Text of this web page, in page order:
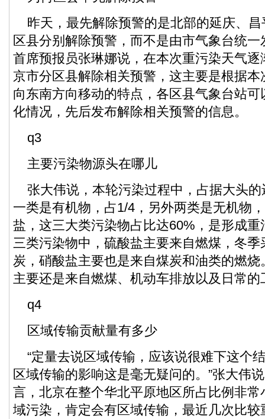
昨天，最先解除预警的是北部的延庆、昌
区县分别解除预警，而不是由市气象台统
首席预报员张琳娜说，在本次重污染天气
京市分区县解除相关预警，这主要是根据
向东南方向移动的特点，各区县气象台站
化情况，先后发布解除相关预警的信息。
q3
主要污染物源头在哪儿
张大伟说，本轮污染过程中，占据大头的
一类是有机物，占1/4，另外两类是无机物
盐，这三大类污染物占比达60%，是形成
三类污染物中，硫酸盐主要来自燃煤，冬
炭，硝酸盐主要也是来自煤炭和油类的燃
主要还是来自燃煤、机动车排放以及日常的
q4
区域传输贡献量有多少
“定量去说区域传输，应该说很难下这个
区域传输的影响这是毫无疑问的。”张大伟
言，北京在整个华北平原地区所占比例非
域污染，肯定会有区域传输，最近几次比